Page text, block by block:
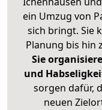
ein Umzug von
sich bringt. Sie
Planung bis hin
Sie
und
sorgen dafür,
neuen